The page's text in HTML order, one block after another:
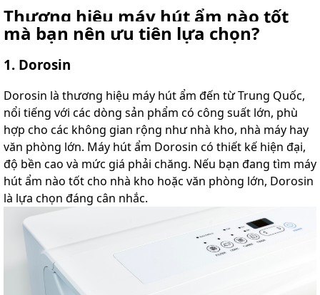
Thương hiệu máy hút ẩm nào tốt
mà bạn nên ưu tiên lựa chọn?
1. Dorosin
Dorosin là thương hiệu máy hút ẩm đến từ Trung Quốc,
nổi tiếng với các dòng sản phẩm có công suất lớn, phù
hợp cho các không gian rộng như nhà kho, nhà máy hay
văn phòng lớn. Máy hút ẩm Dorosin có thiết kế hiện đại,
độ bền cao và mức giá phải chăng. Nếu bạn đang tìm máy
hút ẩm nào tốt cho nhà kho hoặc văn phòng lớn, Dorosin
là lựa chọn đáng cân nhắc.